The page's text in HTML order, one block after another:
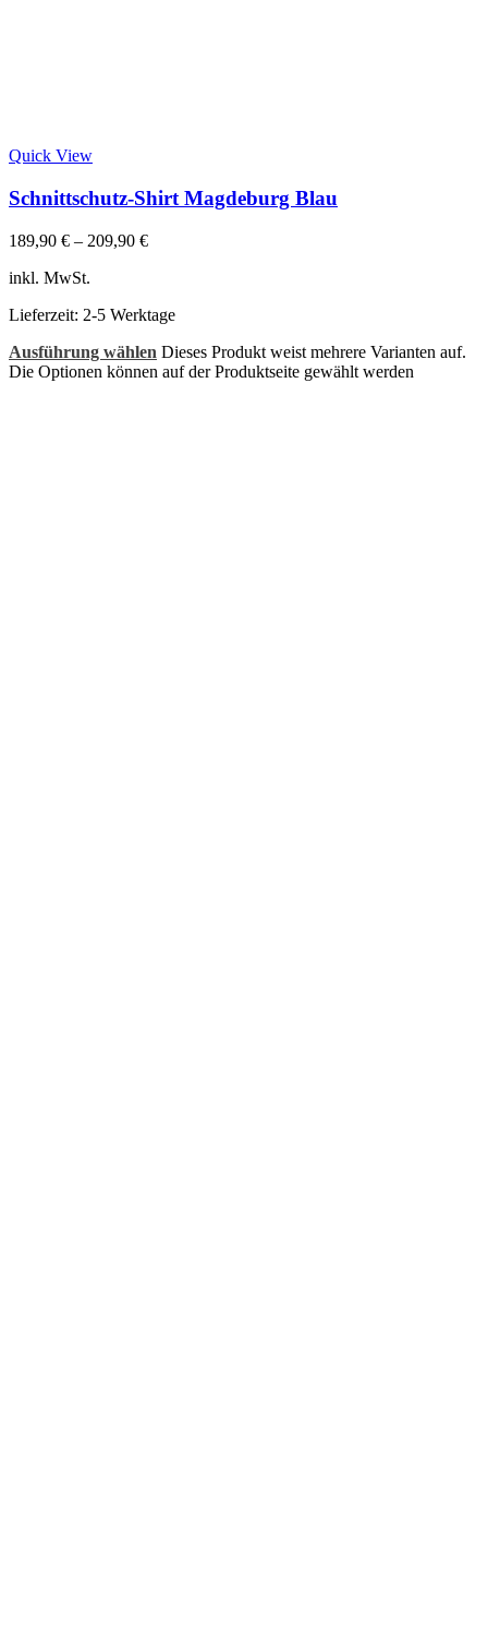
Quick View
Schnittschutz-Shirt Magdeburg Blau
189,90 € – 209,90 €
inkl. MwSt.
Lieferzeit: 2-5 Werktage
Ausführung wählen Dieses Produkt weist mehrere Varianten auf.
Die Optionen können auf der Produktseite gewählt werden